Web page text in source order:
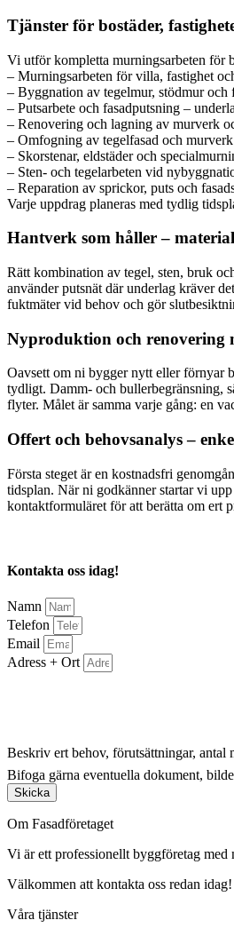
Tjänster för bostäder,
Vi utför kompletta murningsarbeten för
– Murningsarbeten för villa, fastighet
– Byggnation av tegelmur, stödmur och
– Putsarbete och fasadputsning –
– Renovering och lagning av murverk
– Omfogning av tegelfasad och
– Skorstenar, eldstäder och
– Sten- och tegelarbeten vid
– Reparation av sprickor, puts och
Varje uppdrag planeras med tydlig
Hantverk som håller –
Rätt kombination av tegel, sten, bruk
använder putsnät där underlag kräver
fuktmäter vid behov och gör
Nyproduktion och renovering
Oavsett om ni bygger nytt eller förnyar
tydligt. Damm- och bullerbegränsning,
flyter. Målet är samma varje gång: en
Offert och behovsanalys –
Första steget är en kostnadsfri
tidsplan. När ni godkänner startar vi
kontaktformuläret för att berätta om ert
Kontakta oss idag!
Namn
Telefon
Email
Adress + Ort
Beskriv ert behov, förutsättningar, antal
Bifoga gärna eventuella dokument,
Skicka
Om Fasadföretaget
Vi är ett professionellt byggföretag med
Välkommen att kontakta oss redan idag!
Våra tjänster